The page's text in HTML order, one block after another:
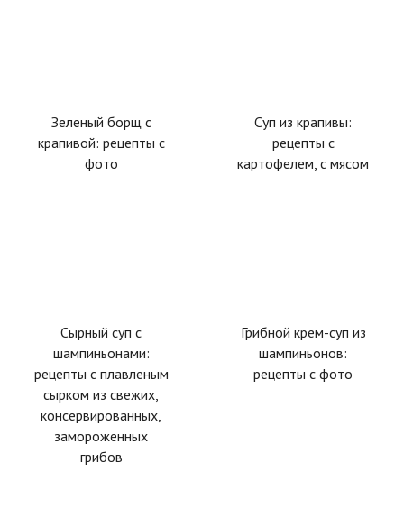
Зеленый борщ с
крапивой: рецепты с
фото
Суп из крапивы:
рецепты с
картофелем, с мясом
Сырный суп с
шампиньонами:
рецепты с плавленым
сырком из свежих,
консервированных,
замороженных
грибов
Грибной крем-суп из
шампиньонов:
рецепты с фото